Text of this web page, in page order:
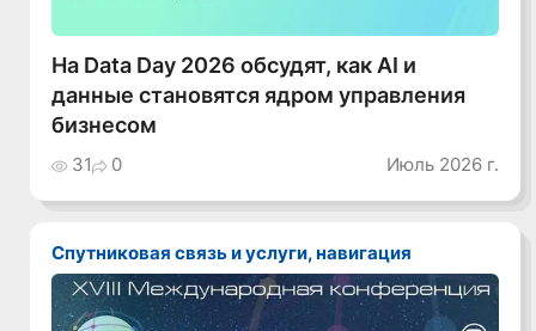
На Data Day 2026 обсудят, как AI и
данные становятся ядром управления
бизнесом
31 0 Июль 2026 г.
Спутниковая связь и услуги, навигация